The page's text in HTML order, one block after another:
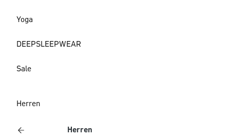
Yoga
DEEPSLEEPWEAR
Sale
Herren
Herren